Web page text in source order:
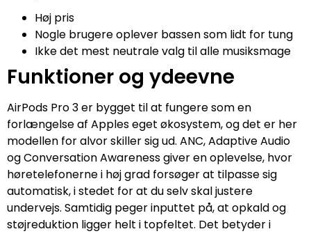
Høj pris
Nogle brugere oplever bassen som lidt for tung
Ikke det mest neutrale valg til alle musiksmage
Funktioner og ydeevne
AirPods Pro 3 er bygget til at fungere som en
forlængelse af Apples eget økosystem, og det er her
modellen for alvor skiller sig ud. ANC, Adaptive Audio
og Conversation Awareness giver en oplevelse, hvor
høretelefonerne i høj grad forsøger at tilpasse sig
automatisk, i stedet for at du selv skal justere
undervejs. Samtidig peger inputtet på, at opkald og
støjreduktion ligger helt i topfeltet. Det betyder i